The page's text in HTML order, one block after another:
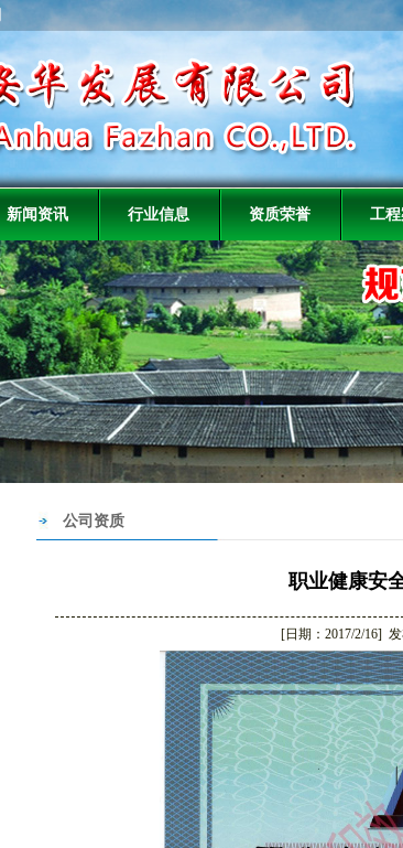
新闻资讯 行业信息 资质荣誉 工程
公司资质
职业健康安
[日期：2017/2/16]